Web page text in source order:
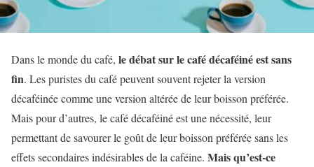
Dans le monde du café, le débat sur le café décaféiné est sans
fin. Les puristes du café peuvent souvent rejeter la version
décaféinée comme une version altérée de leur boisson préférée.
Mais pour d’autres, le café décaféiné est une nécessité, leur
permettant de savourer le goût de leur boisson préférée sans les
effets secondaires indésirables de la caféine. Mais qu’est-ce